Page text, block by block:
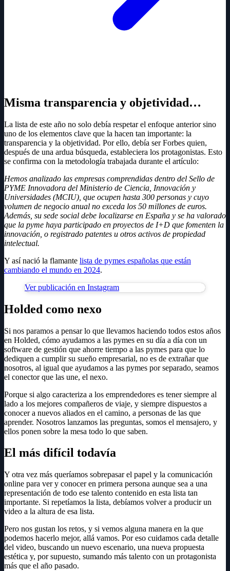
Misma transparencia y objetividad…
La lista de este año no solo debía respetar el enfoque anterior sino
uno de los elementos clave que la hacen tan importante: la
transparencia y la objetividad. Por ello, debía ser Forbes quien,
después de una ardua búsqueda, estableciera los protagonistas. Esto
se confirma con la metodología trabajada durante el artículo:
Hemos analizado las empresas comprendidas dentro del Sello de
PYME Innovadora del Ministerio de Ciencia, Innovación y
Universidades (MCIU), que ocupen hasta 300 personas y cuyo
volumen de negocio anual no exceda los 50 millones de euros.
Además, su sede social debe localizarse en España y se ha valorado
que la pyme haya participado en proyectos de I+D que fomenten la
innovación, o registrado patentes u otros activos de propiedad
intelectual.
Y así nació la flamante lista de pymes españolas que están
cambiando el mundo en 2024.
Ver publicación en Instagram
Holded como nexo
Si nos paramos a pensar lo que llevamos haciendo todos estos años
en Holded, cómo ayudamos a las pymes en su día a día con un
software de gestión que ahorre tiempo a las pymes para que lo
dediquen a cumplir su sueño empresarial, no es de extrañar que
nosotros, al igual que ayudamos a las pymes por separado, seamos
el conector que las une, el nexo.
Porque si algo caracteriza a los emprendedores es tener siempre al
lado a los mejores compañeros de viaje, y siempre dispuestos a
conocer a nuevos aliados en el camino, a personas de las que
aprender. Nosotros lanzamos las preguntas, somos el mensajero, y
ellos ponen sobre la mesa todo lo que saben.
El más difícil todavía
Y otra vez más queríamos sobrepasar el papel y la comunicación
online para ver y conocer en primera persona aunque sea a una
representación de todo ese talento contenido en esta lista tan
importante. Si repetíamos la lista, debíamos volver a producir un
video a la altura de esa lista.
Pero nos gustan los retos, y si vemos alguna manera en la que
podemos hacerlo mejor, allá vamos. Por eso cuidamos cada detalle
del video, buscando un nuevo escenario, una nueva propuesta
estética y, por supuesto, sumando más talento con un protagonista
más que el año pasado.